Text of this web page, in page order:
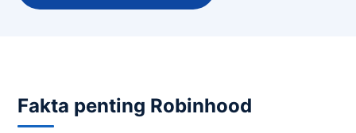
Fakta penting Robinhood